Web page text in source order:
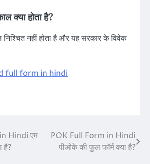
क्या होता है?
निश्चित नहीं होता है और यह सरकार के विवेक
full form in hindi
Hindi एम
है?
POK Full Form in Hindi
पीओके की फुल फॉर्म क्या है?